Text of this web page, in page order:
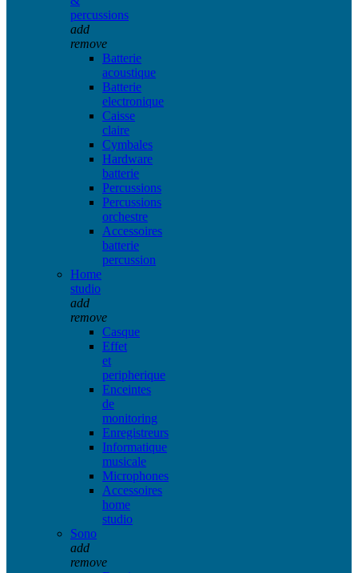
percussions
add
remove
Batterie
acoustique
Batterie
electronique
Caisse
claire
Cymbales
Hardware
batterie
Percussions
Percussions
orchestre
Accessoires
batterie
percussion
Home
studio
add
remove
Casque
Effet
et
peripherique
Enceintes
de
monitoring
Enregistreurs
Informatique
musicale
Microphones
Accessoires
home
studio
Sono
add
remove